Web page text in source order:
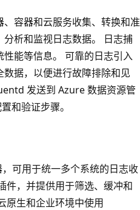
容器和云服务收集、转换和准
析和监视日志数据。 日志捕
能等信息。 可靠的日志引入
据，以便进行故障排除和见
发送到 Azure 数据资源管
和验证步骤。
可用于统一多个系统的日志收
件，并提供用于筛选、缓冲和
原生和企业环境中使用